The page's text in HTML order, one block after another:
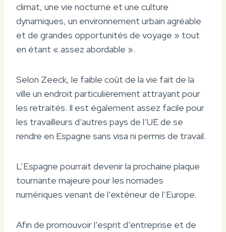
climat, une vie nocturne et une culture
dynamiques, un environnement urbain agréable
et de grandes opportunités de voyage » tout
en étant « assez abordable ».
Selon Zeeck, le faible coût de la vie fait de la
ville un endroit particulièrement attrayant pour
les retraités. Il est également assez facile pour
les travailleurs d’autres pays de l’UE de se
rendre en Espagne sans visa ni permis de travail.
L’Espagne pourrait devenir la prochaine plaque
tournante majeure pour les nomades
numériques venant de l’extérieur de l’Europe.
Afin de promouvoir l’esprit d’entreprise et de